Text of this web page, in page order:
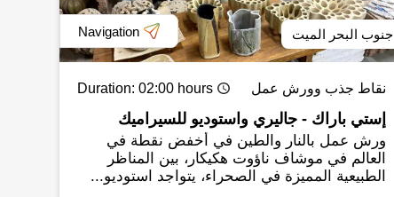
جنوب البحر الميت Navigation
نقاط جذب وورش عمل Duration: 02:00 hours
إستي باراك - جاليري واستوديو للسيراميك
ورش عمل بالنار والطين في أخفض نقطة في
العالم في موشاف ناؤوت هكيكار، بين المناظر
الطبيعية المميزة في الصحراء، يتواجد استوديو...